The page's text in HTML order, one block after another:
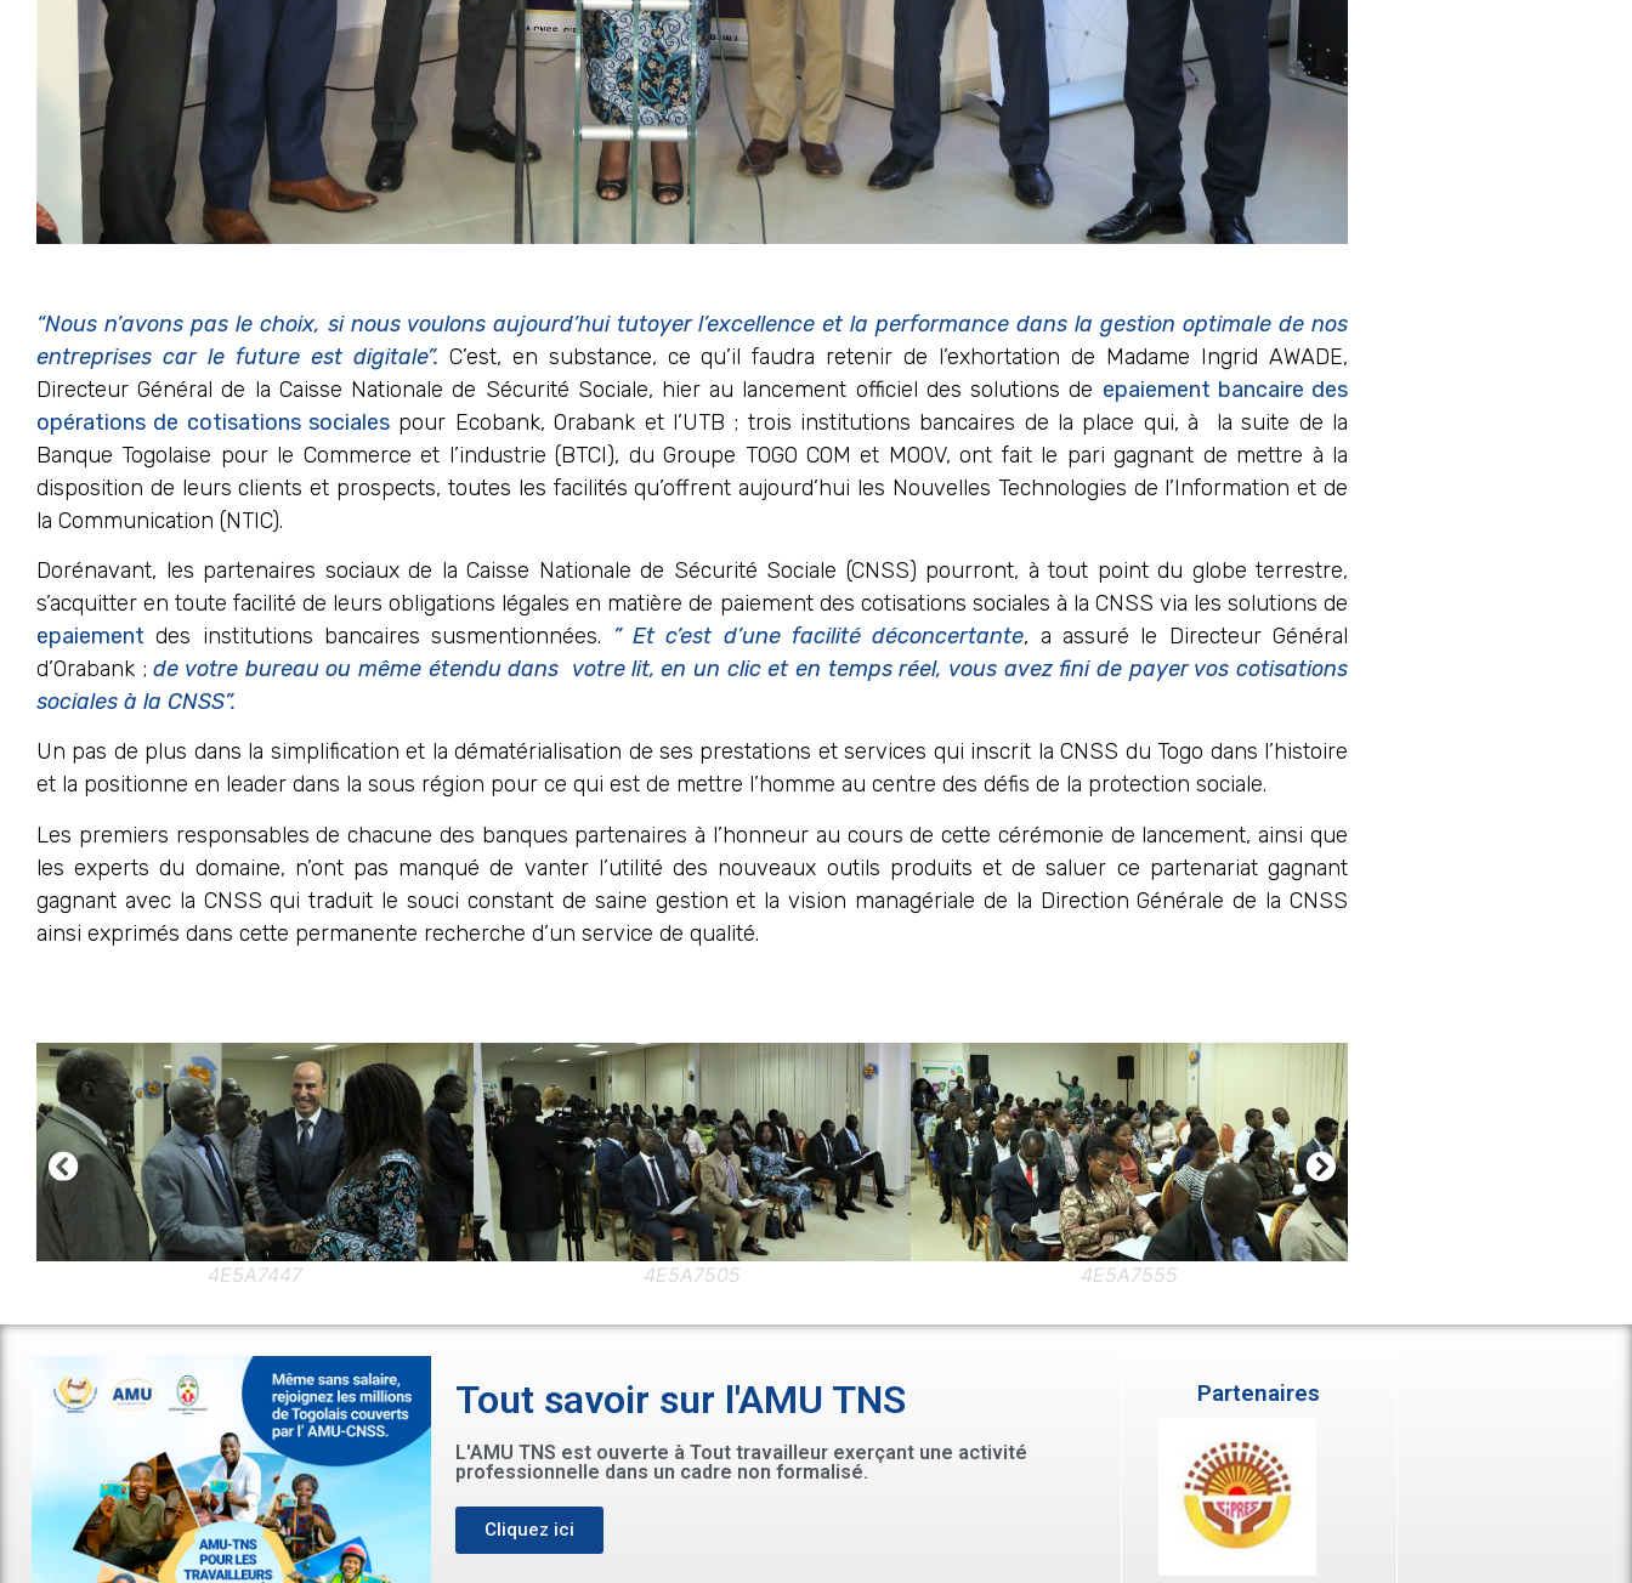
“Nous n’avons pas le choix, si nous voulons aujourd’hui tutoyer l’excellence et la performance dans la gestion optimale de nos
entreprises car le future est digitale”. C’est, en substance, ce qu’il faudra retenir de l’exhortation de Madame Ingrid AWADE,
Directeur Général de la Caisse Nationale de Sécurité Sociale, hier au lancement officiel des solutions de epaiement bancaire des
opérations de cotisations sociales pour Ecobank, Orabank et l’UTB ; trois institutions bancaires de la place qui, à la suite de la
Banque Togolaise pour le Commerce et l’industrie (BTCI), du Groupe TOGO COM et MOOV, ont fait le pari gagnant de mettre à la
disposition de leurs clients et prospects, toutes les facilités qu’offrent aujourd’hui les Nouvelles Technologies de l’Information et de
la Communication (NTIC).
Dorénavant, les partenaires sociaux de la Caisse Nationale de Sécurité Sociale (CNSS) pourront, à tout point du globe terrestre,
s’acquitter en toute facilité de leurs obligations légales en matière de paiement des cotisations sociales à la CNSS via les solutions de
epaiement des institutions bancaires susmentionnées. ” Et c’est d’une facilité déconcertante, a assuré le Directeur Général
d’Orabank ;de votre bureau ou même étendu dans votre lit, en un clic et en temps réel, vous avez fini de payer vos cotisations
sociales à la CNSS”.
Un pas de plus dans la simplification et la dématérialisation de ses prestations et services qui inscrit la CNSS du Togo dans l’histoire
et la positionne en leader dans la sous région pour ce qui est de mettre l’homme au centre des défis de la protection sociale.
Les premiers responsables de chacune des banques partenaires à l’honneur au cours de cette cérémonie de lancement, ainsi que
les experts du domaine, n’ont pas manqué de vanter l’utilité des nouveaux outils produits et de saluer ce partenariat gagnant
gagnant avec la CNSS qui traduit le souci constant de saine gestion et la vision managériale de la Direction Générale de la CNSS
ainsi exprimés dans cette permanente recherche d’un service de qualité.
Tout savoir sur l'AMU TNS
L'AMU TNS est ouverte à Tout travailleur exerçant une activité
professionnelle dans un cadre non formalisé.
Cliquez ici
Partenaires